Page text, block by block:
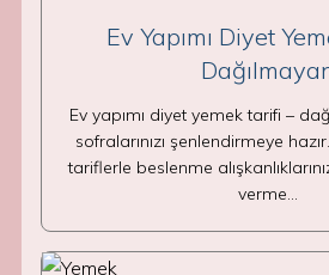
Ev Yapımı Diyet
Ev yapımı diyet yemek tarifi –
sofralarınızı şenlendirmeye
tariflerle beslenme
verme…